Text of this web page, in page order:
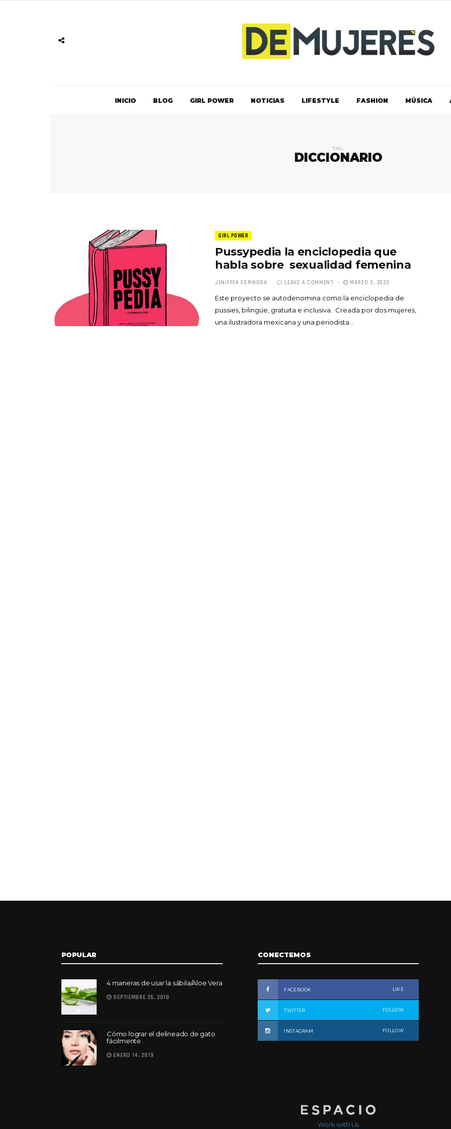
INICIO BLOG GIRL POWER NOTICIAS LIFESTYLE FASHION MÚSICA
TAG:
DICCIONARIO
GIRL POWER
Pussypedia la enciclopedia que
habla sobre sexualidad femenina
JENIFFER ESPINOSA LEAVE A COMMENT MARZO 3, 2023
Este proyecto se autodenomina como la enciclopedia de
pussies, bilingüe, gratuita e inclusiva. Creada por dos mujeres,
una ilustradora mexicana y una periodista…
Totó la Momposina: el
adiós a la gran
POPULAR
4 maneras de usar la sábila/Aloe Vera
SEPTIEMBRE 26, 2018
Cómo lograr el delineado de gato
fácilmente
ENERO 14, 2019
CONECTEMOS
FACEBOOK LIKE
TWITTER FOLLOW
INSTAGRAM FOLLOW
Work with Us